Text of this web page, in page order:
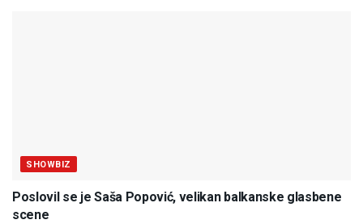
SHOWBIZ
Poslovil se je Saša Popović, velikan balkanske glasbene
scene